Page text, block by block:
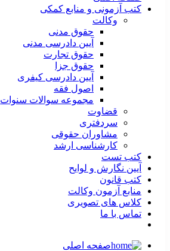
کتب آزمونی و منابع کمکی
وکالت
حقوق مدنی
آیین دادرسی مدنی
حقوق تجارت
حقوق جزا
آیین دادرسی کیفری
اصول فقه
مجموعه سوالات سنوات
قضاوت
سردفتری
مشاوران حقوقی
کارشناسی ارشد
کتب تست
آیین نگارش و لوایح
کتب قانون
منابع آزمون وکالت
کلاس های تصویری
تماس با ما
صفحه اصلی